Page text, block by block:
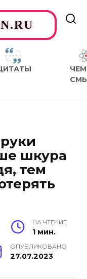
ЧЕМ
шкура
тем
НА ЧТЕНИЕ
1 мин.
ОПУБЛИКОВАНО
27.07.2023